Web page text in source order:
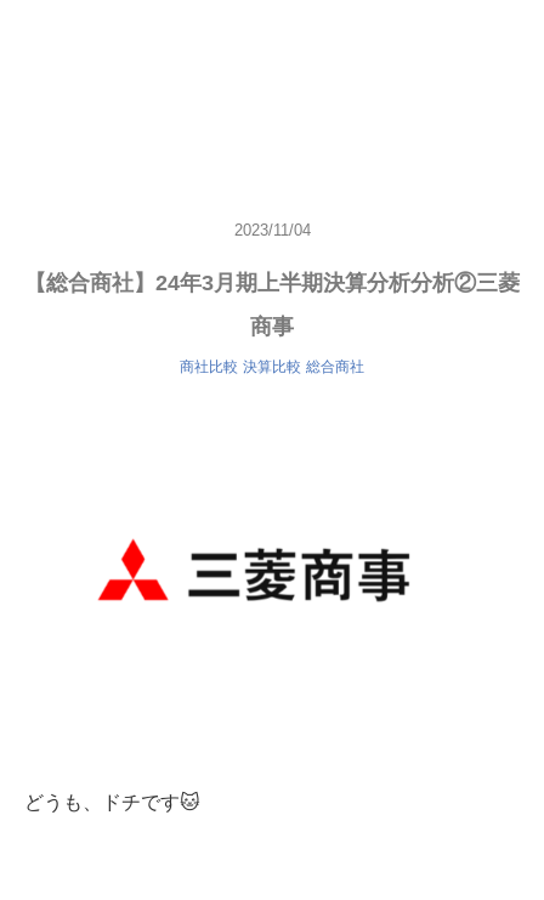
2023/11/04
【総合商社】24年3月期上半期決算分析分析②三菱
商事
商社比較 決算比較 総合商社
どうも、ドチです🐱